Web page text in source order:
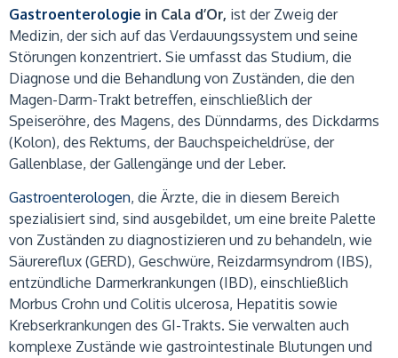
Gastroenterologie in Cala d’Or, ist der Zweig der
Medizin, der sich auf das Verdauungssystem und seine
Störungen konzentriert. Sie umfasst das Studium, die
Diagnose und die Behandlung von Zuständen, die den
Magen-Darm-Trakt betreffen, einschließlich der
Speiseröhre, des Magens, des Dünndarms, des Dickdarms
(Kolon), des Rektums, der Bauchspeicheldrüse, der
Gallenblase, der Gallengänge und der Leber.
Gastroenterologen, die Ärzte, die in diesem Bereich
spezialisiert sind, sind ausgebildet, um eine breite Palette
von Zuständen zu diagnostizieren und zu behandeln, wie
Säurereflux (GERD), Geschwüre, Reizdarmsyndrom (IBS),
entzündliche Darmerkrankungen (IBD), einschließlich
Morbus Crohn und Colitis ulcerosa, Hepatitis sowie
Krebserkrankungen des GI-Trakts. Sie verwalten auch
komplexe Zustände wie gastrointestinale Blutungen und